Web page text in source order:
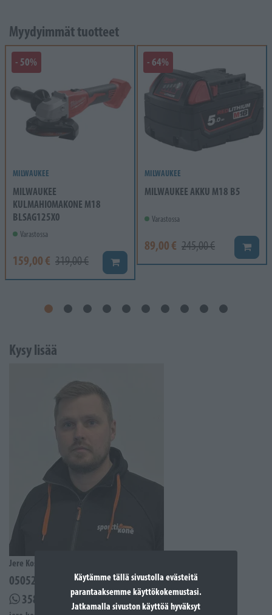
Käytämme tällä sivustolla evästeitä
parantaaksemme käyttökokemustasi.
Jatkamalla sivuston käyttöä hyväksyt
Myydyimmät tuotteet
- 50%
MILWAUKEE
MILWAUKEE
KULMAHIOMAKONE M18
BLSAG125X0
Varastossa
159,00 € 319,00 € Lisää koriin
- 64%
MILWAUKEE
MILWAUKEE AKKU M18 B5
Varastossa
89,00 € 245,00 € Lisää
Kysy lisää
Jere Kostiander
0505285939
358505285939